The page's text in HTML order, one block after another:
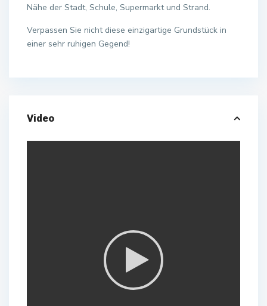
Nähe der Stadt, Schule, Supermarkt und Strand.
Verpassen Sie nicht diese einzigartige Grundstück in
einer sehr ruhigen Gegend!
Video